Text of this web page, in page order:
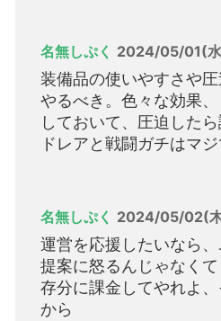
名無しぷく 2024/05/01(
装備品の使いやすさや
やるべき。色々な効果
しておいて、圧迫した
ドレアと戦闘ガチはマジ
名無しぷく 2024/05/02(
運営を応援したいなら
提案に怒るんじゃなくて
存分に課金してやれよ
から